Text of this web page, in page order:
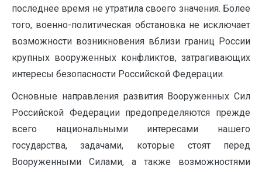
последнее время не утратила своего значения. Более
того, военно-политическая обстановка не исключает
возможности возникновения вблизи границ России
крупных вооруженных конфликтов, затрагивающих
интересы безопасности Российской Федерации.
Основные направления развития Вооруженных Сил
Российской Федерации предопределяются прежде
всего национальными интересами нашего
государства, задачами, которые стоят перед
Вооруженными Силами, а также возможностями